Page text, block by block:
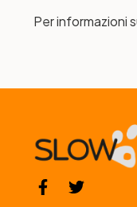
Per informazioni